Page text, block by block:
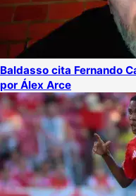
Baldasso cita Fernando
por Álex Arce